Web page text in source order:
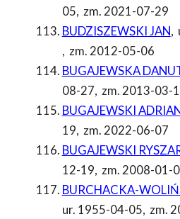
05, zm. 2021-07-29
BUDZISZEWSKI JAN,
, zm. 2012-05-06
BUGAJEWSKA
08-27, zm. 2013-03-
BUGAJEWSKI
19, zm. 2022-06-07
BUGAJEWSKI
12-19, zm. 2008-01-
BURCHACKA-
ur. 1955-04-05, zm.